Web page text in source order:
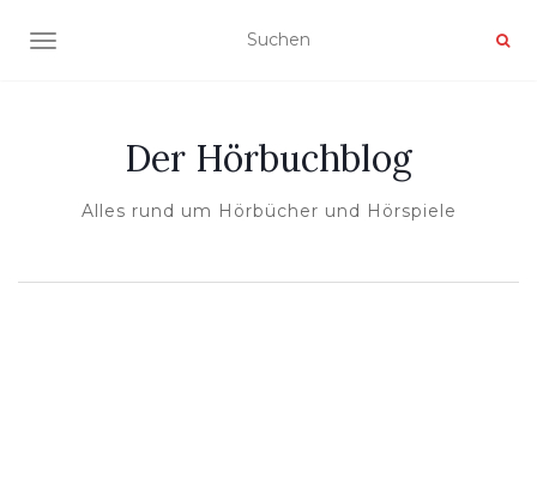
NAVIGATION UMSCHALTEN
Der Hörbuchblog
Alles rund um Hörbücher und Hörspiele